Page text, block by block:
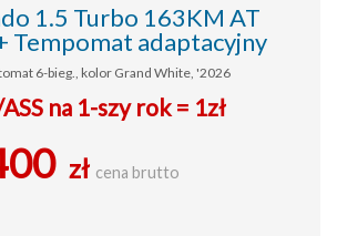
1.5 Turbo 163KM AT
Tempomat adaptacyjny
6-bieg., kolor Grand White, '2026
na 1-szy rok = 1zł
zł cena brutto